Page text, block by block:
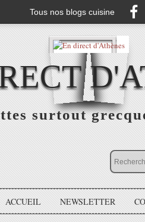
Tous nos blogs cuisine
surtout
ACCUEIL NEWSLETTER